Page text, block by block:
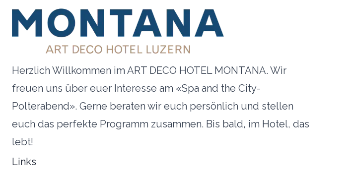
Herzlich Willkommen im ART DECO HOTEL MONTANA. Wir
freuen uns über euer Interesse am «Spa and the City-
Polterabend». Gerne beraten wir euch persönlich und stellen
euch das perfekte Programm zusammen. Bis bald, im Hotel, das
lebt!
Links